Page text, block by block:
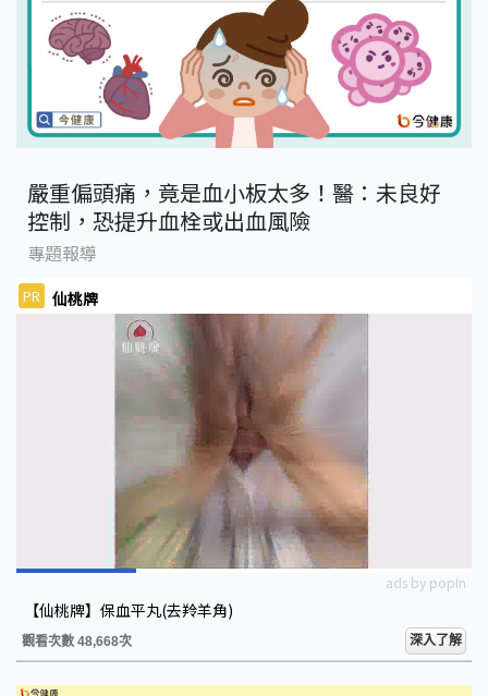
嚴重偏頭痛，竟是血小板太多！醫：未良好
控制，恐提升血栓或出血風險
專題報導
PR 仙桃牌
ads by popIn
【仙桃牌】保血平丸(去羚羊角)
觀看次數 48,668次 深入了解